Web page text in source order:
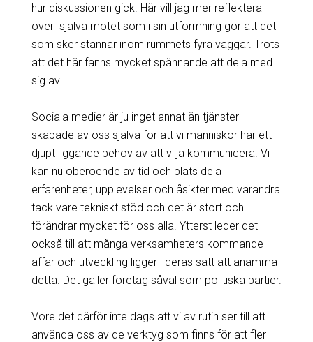
hur diskussionen gick. Här vill jag mer reflektera
över själva mötet som i sin utformning gör att det
som sker stannar inom rummets fyra väggar. Trots
att det här fanns mycket spännande att dela med
sig av.
Sociala medier är ju inget annat än tjänster
skapade av oss själva för att vi människor har ett
djupt liggande behov av att vilja kommunicera. Vi
kan nu oberoende av tid och plats dela
erfarenheter, upplevelser och åsikter med varandra
tack vare tekniskt stöd och det är stort och
förändrar mycket för oss alla. Ytterst leder det
också till att många verksamheters kommande
affär och utveckling ligger i deras sätt att anamma
detta. Det gäller företag såväl som politiska partier.
Vore det därför inte dags att vi av rutin ser till att
använda oss av de verktyg som finns för att fler